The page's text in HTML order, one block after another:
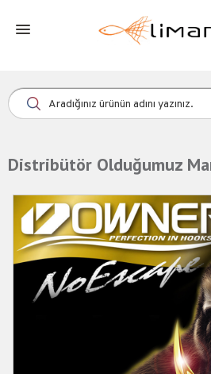
Distribütör Olduğumuz